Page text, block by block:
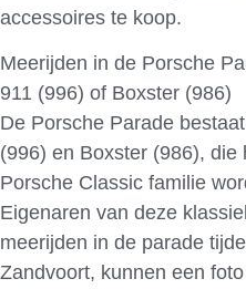
accessoires te koop.
Meerijden in de Porsche
911 (996) of Boxster (986)
De Porsche Parade
(996) en Boxster (986), die
Porsche Classic familie
Eigenaren van deze
meerijden in de parade
Zandvoort, kunnen een